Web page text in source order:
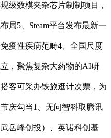
级数模夹杂芯片制制项目，
局5、Steam平台发布最新一
疫性疾病范畴4、全国尺度
，聚焦复杂大药物的AI研
客可采办铁旅逛计次票，为
庆勾当1、无问智科取腾讯
岳峰创投）、英诺科创基